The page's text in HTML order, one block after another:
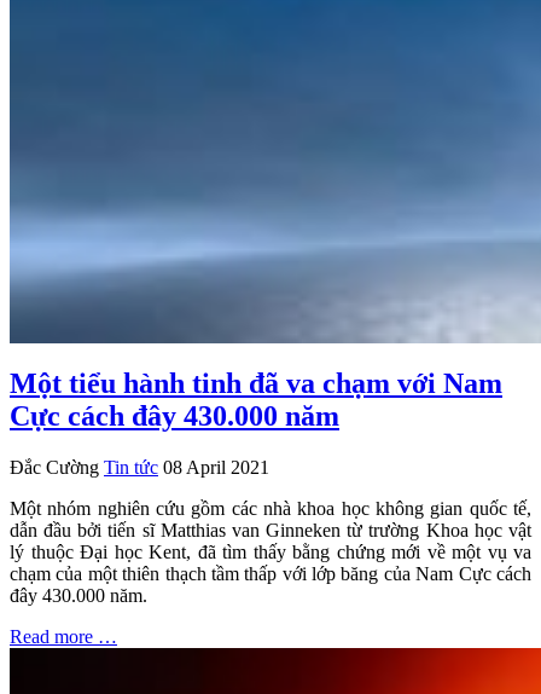
Một tiểu hành tinh đã va chạm với Nam
Cực cách đây 430.000 năm
Đắc Cường Tin tức 08 April 2021
Một nhóm nghiên cứu gồm các nhà khoa học không gian quốc tế,
dẫn đầu bởi tiến sĩ Matthias van Ginneken từ trường Khoa học vật
lý thuộc Đại học Kent, đã tìm thấy bằng chứng mới về một vụ va
chạm của một thiên thạch tầm thấp với lớp băng của Nam Cực cách
đây 430.000 năm.
Read more …